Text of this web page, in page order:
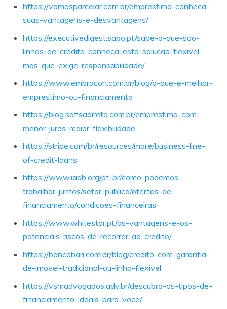
https://vamosparcelar.com.br/emprestimo-conheca-
suas-vantagens-e-desvantagens/
https://executivedigest.sapo.pt/sabe-o-que-sao-
linhas-de-credito-conheca-esta-solucao-flexivel-
mas-que-exige-responsabilidade/
https://www.embracon.com.br/blog/o-que-e-melhor-
emprestimo-ou-financiamento
https://blog.sofisadireto.com.br/emprestimo-com-
menor-juros-maior-flexibilidade
https://stripe.com/br/resources/more/business-line-
of-credit-loans
https://www.iadb.org/pt-br/como-podemos-
trabalhar-juntos/setor-publico/ofertas-de-
financiamento/condicoes-financeiras
https://www.whitestar.pt/as-vantagens-e-os-
potenciais-riscos-de-recorrer-ao-credito/
https://bancobari.com.br/blog/credito-com-garantia-
de-imovel-tradicional-ou-linha-flexivel
https://vsmadvogados.adv.br/descubra-os-tipos-de-
financiamento-ideais-para-voce/